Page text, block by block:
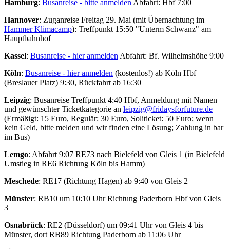
Hamburg: Busanreise - bitte anmelden Abfahrt: Hbf 7:00
Hannover: Zuganreise Freitag 29. Mai (mit Übernachtung im
Hammer Klimacamp): Treffpunkt 15:50 "Unterm Schwanz" am
Hauptbahnhof
Kassel: Busanreise - hier anmelden Abfahrt: Bf. Wilhelmshöhe 9:00
Köln: Busanreise - hier anmelden (kostenlos!) ab Köln Hbf
(Breslauer Platz) 9:30, Rückfahrt ab 16:30
Leipzig: Busanreise Treffpunkt 4:40 Hbf, Anmeldung mit Namen
und gewünschter Ticketkategorie an leipzig@fridaysforfuture.de
(Ermäßigt: 15 Euro, Regulär: 30 Euro, Soliticket: 50 Euro; wenn
kein Geld, bitte melden und wir finden eine Lösung; Zahlung in bar
im Bus)
Lemgo: Abfahrt 9:07 RE73 nach Bielefeld von Gleis 1 (in Bielefeld
Umstieg in RE6 Richtung Köln bis Hamm)
Meschede: RE17 (Richtung Hagen) ab 9:40 von Gleis 2
Münster: RB10 um 10:10 Uhr Richtung Paderborn Hbf von Gleis
3
Osnabrück: RE2 (Düsseldorf) um 09:41 Uhr von Gleis 4 bis
Münster, dort RB89 Richtung Paderborn ab 11:06 Uhr